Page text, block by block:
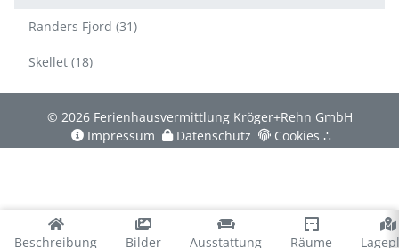
Beschreibung Bilder Ausstattung Räume
Randers Fjord (31)
Skellet (18)
© 2026 Ferienhausvermittlung Kröger+Rehn GmbH
Impressum
Datenschutz Cookies ∴